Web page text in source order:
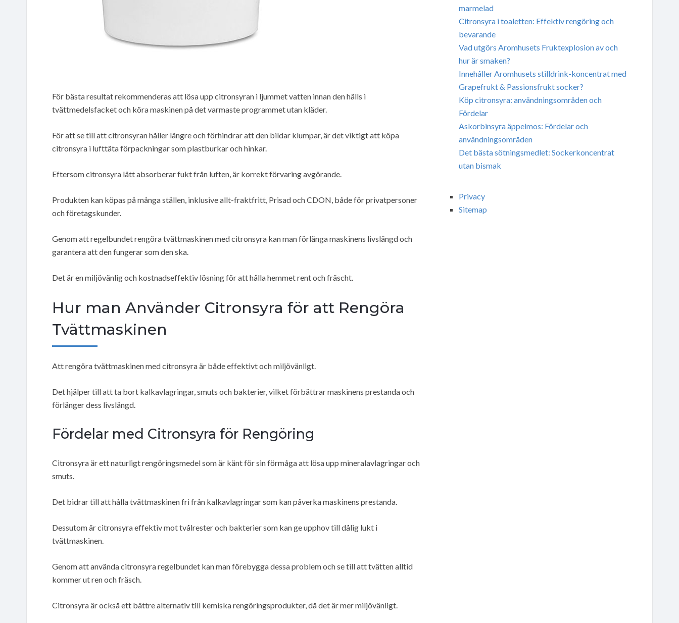
För bästa resultat rekommenderas att lösa upp citronsyran i ljummet vatten innan den hälls i
tvättmedelsfacket och köra maskinen på det varmaste programmet utan kläder.
För att se till att citronsyran håller längre och förhindrar att den bildar klumpar, är det viktigt att köpa
citronsyra i lufttäta förpackningar som plastburkar och hinkar.
Eftersom citronsyra lätt absorberar fukt från luften, är korrekt förvaring avgörande.
Produkten kan köpas på många ställen, inklusive allt-fraktfritt, Prisad och CDON, både för privatpersoner
och företagskunder.
Genom att regelbundet rengöra tvättmaskinen med citronsyra kan man förlänga maskinens livslängd och
garantera att den fungerar som den ska.
Det är en miljövänlig och kostnadseffektiv lösning för att hålla hemmet rent och fräscht.
Hur man Använder Citronsyra för att Rengöra
Tvättmaskinen
Att rengöra tvättmaskinen med citronsyra är både effektivt och miljövänligt.
Det hjälper till att ta bort kalkavlagringar, smuts och bakterier, vilket förbättrar maskinens prestanda och
förlänger dess livslängd.
Fördelar med Citronsyra för Rengöring
Citronsyra är ett naturligt rengöringsmedel som är känt för sin förmåga att lösa upp mineralavlagringar och
smuts.
Det bidrar till att hålla tvättmaskinen fri från kalkavlagringar som kan påverka maskinens prestanda.
Dessutom är citronsyra effektiv mot tvålrester och bakterier som kan ge upphov till dålig lukt i
tvättmaskinen.
Genom att använda citronsyra regelbundet kan man förebygga dessa problem och se till att tvätten alltid
kommer ut ren och fräsch.
Citronsyra är också ett bättre alternativ till kemiska rengöringsprodukter, då det är mer miljövänligt.
marmelad
Citronsyra i toaletten: Effektiv rengöring och
bevarande
Vad utgörs Aromhusets Fruktexplosion av och
hur är smaken?
Innehåller Aromhusets stilldrink-koncentrat med
Grapefrukt & Passionsfrukt socker?
Köp citronsyra: användningsområden och
Fördelar
Askorbinsyra äppelmos: Fördelar och
användningsområden
Det bästa sötningsmedlet: Sockerkoncentrat
utan bismak
Privacy
Sitemap